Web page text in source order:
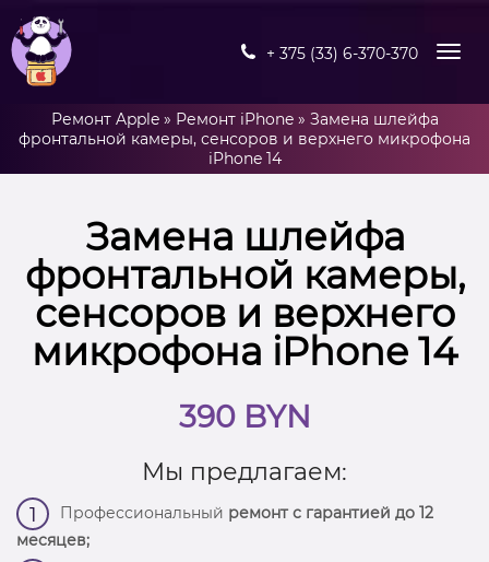
+ 375 (33) 6-370-370
Ремонт Apple» Ремонт iPhone» Замена шлейфа
фронтальной камеры, сенсоров и верхнего микрофона
iPhone 14
Замена шлейфа
фронтальной камеры,
сенсоров и верхнего
микрофона iPhone 14
390 BYN
Мы предлагаем:
1 Профессиональный ремонт с гарантией до 12
месяцев;